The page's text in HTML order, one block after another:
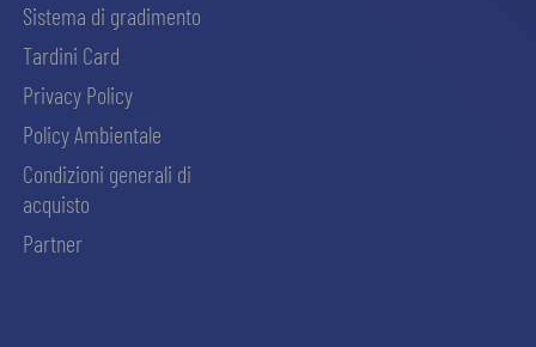
Sistema di gradimento
Tardini Card
Privacy Policy
Policy Ambientale
Condizioni generali di
acquisto
Partner